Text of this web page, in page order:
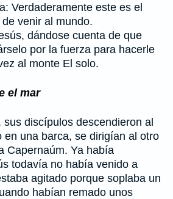
Verdaderamente este es el
venir al mundo.
dándose cuenta de que
por la fuerza para hacerle
al monte El solo.
el mar
sus discípulos descendieron al
en una barca, se dirigían al otro
Capernaúm. Ya había
todavía no había venido a
agitado porque soplaba un
habían remado unos